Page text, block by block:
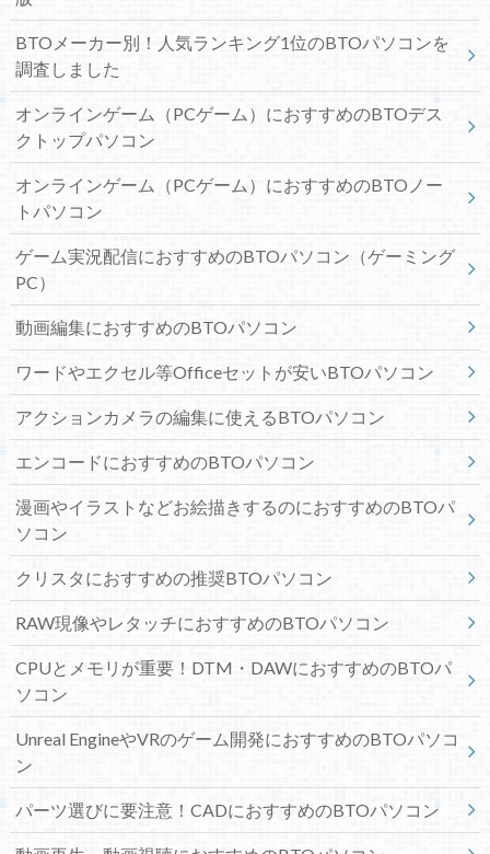
BTOメーカー別！人気ランキング1位のBTOパソコンを
調査しました
オンラインゲーム（PCゲーム）におすすめのBTOデス
クトップパソコン
オンラインゲーム（PCゲーム）におすすめのBTOノー
トパソコン
ゲーム実況配信におすすめのBTOパソコン（ゲーミング
PC）
動画編集におすすめのBTOパソコン
ワードやエクセル等Officeセットが安いBTOパソコン
アクションカメラの編集に使えるBTOパソコン
エンコードにおすすめのBTOパソコン
漫画やイラストなどお絵描きするのにおすすめのBTOパ
ソコン
クリスタにおすすめの推奨BTOパソコン
RAW現像やレタッチにおすすめのBTOパソコン
CPUとメモリが重要！DTM・DAWにおすすめのBTOパ
ソコン
Unreal EngineやVRのゲーム開発におすすめのBTOパソコ
ン
パーツ選びに要注意！CADにおすすめのBTOパソコン